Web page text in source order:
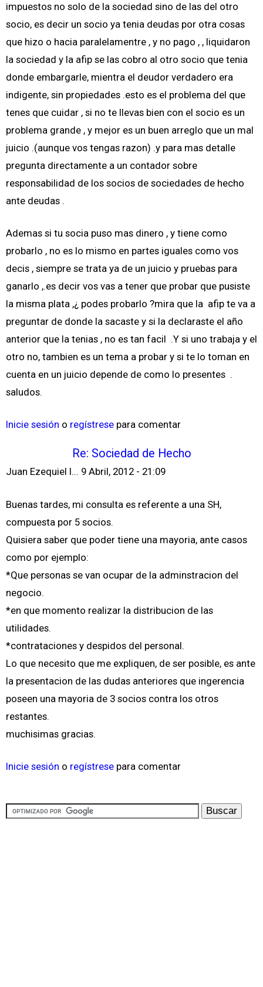
impuestos no solo de la sociedad sino de las del otro
socio, es decir un socio ya tenia deudas por otra cosas
que hizo o hacia paralelamentre , y no pago , , liquidaron
la sociedad y la afip se las cobro al otro socio que tenia
donde embargarle, mientra el deudor verdadero era
indigente, sin propiedades .esto es el problema del que
tenes que cuidar , si no te llevas bien con el socio es un
problema grande , y mejor es un buen arreglo que un mal
juicio .(aunque vos tengas razon) .y para mas detalle
pregunta directamente a un contador sobre
responsabilidad de los socios de sociedades de hecho
ante deudas .
Ademas si tu socia puso mas dinero , y tiene como
probarlo , no es lo mismo en partes iguales como vos
decis , siempre se trata ya de un juicio y pruebas para
ganarlo ,.es decir vos vas a tener que probar que pusiste
la misma plata ,¿ podes probarlo ?mira que la afip te va a
preguntar de donde la sacaste y si la declaraste el año
anterior que la tenias , no es tan facil .Y si uno trabaja y el
otro no, tambien es un tema a probar y si te lo toman en
cuenta en un juicio depende de como lo presentes .
saludos.
Inicie sesión o regístrese para comentar
Re: Sociedad de Hecho
Juan Ezequiel I... 9 Abril, 2012 - 21:09
Buenas tardes, mi consulta es referente a una SH,
compuesta por 5 socios.
Quisiera saber que poder tiene una mayoria, ante casos
como por ejemplo:
*Que personas se van ocupar de la adminstracion del
negocio.
*en que momento realizar la distribucion de las
utilidades.
*contrataciones y despidos del personal.
Lo que necesito que me expliquen, de ser posible, es ante
la presentacion de las dudas anteriores que ingerencia
poseen una mayoria de 3 socios contra los otros
restantes.
muchisimas gracias.
Inicie sesión o regístrese para comentar